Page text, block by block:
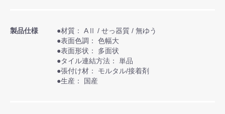
製品仕様
●材質： AⅡ / せっ器質 / 無ゆう
●表面色調： 色幅大
●表面形状： 多面状
●タイル連結方法： 単品
●張付け材： モルタル/接着剤
●生産： 国産